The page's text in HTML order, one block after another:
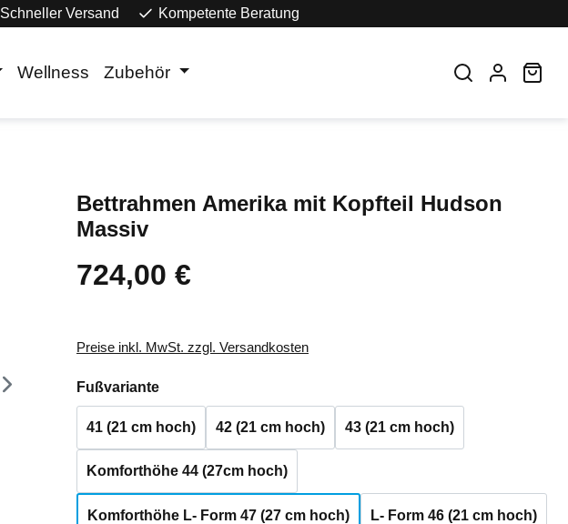
Schneller Versand Kompetente Beratung
Wellness Zubehör
Bettrahmen Amerika mit Kopfteil Hudson
Massiv
Regulärer Preis:
724,00 €
Preise inkl. MwSt. zzgl. Versandkosten
Fußvarianteauswählen
41 (21 cm hoch) 42 (21 cm hoch) 43 (21 cm hoch)
Komforthöhe 44 (27cm hoch)
Komforthöhe L- Form 47 (27 cm hoch) L- Form 46 (21 cm hoch)